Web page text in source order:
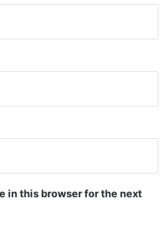
in this browser for the next